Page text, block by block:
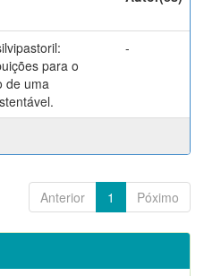
para o
de uma
-
Anterior 1 Póximo